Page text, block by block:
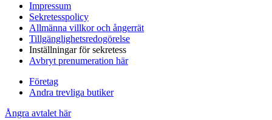
Impressum
Sekretesspolicy
Allmänna villkor och ångerrät
Tillgänglighetsredogörelse
Inställningar för sekretess
Avbryt prenumeration här
Företag
Andra trevliga butiker
Ångra avtalet här